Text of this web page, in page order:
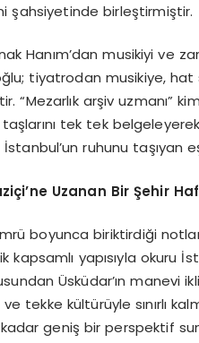
şahsiyetinde birleştirmiştir.
Hanım’dan musikiyi ve
tiyatrodan musikiye,
“Mezarlık arşiv uzmanı”
tek tek
ruhunu taşıyan
Uzanan Bir Şehir
boyunca biriktirdiği
kapsamlı yapısıyla okuru
Üsküdar’ın manevi
tekke kültürüyle sınırlı
geniş bir perspektif